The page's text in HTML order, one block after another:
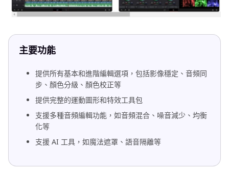
主要功能
提供所有基本和進階編輯選項，包括影像穩定、音頻同
步、顏色分級、顏色校正等
提供完整的運動圖形和特效工具包
支援多種音頻編輯功能，如音頻混合、噪音減少、均衡
化等
支援 AI 工具，如魔法遮罩、語音隔離等